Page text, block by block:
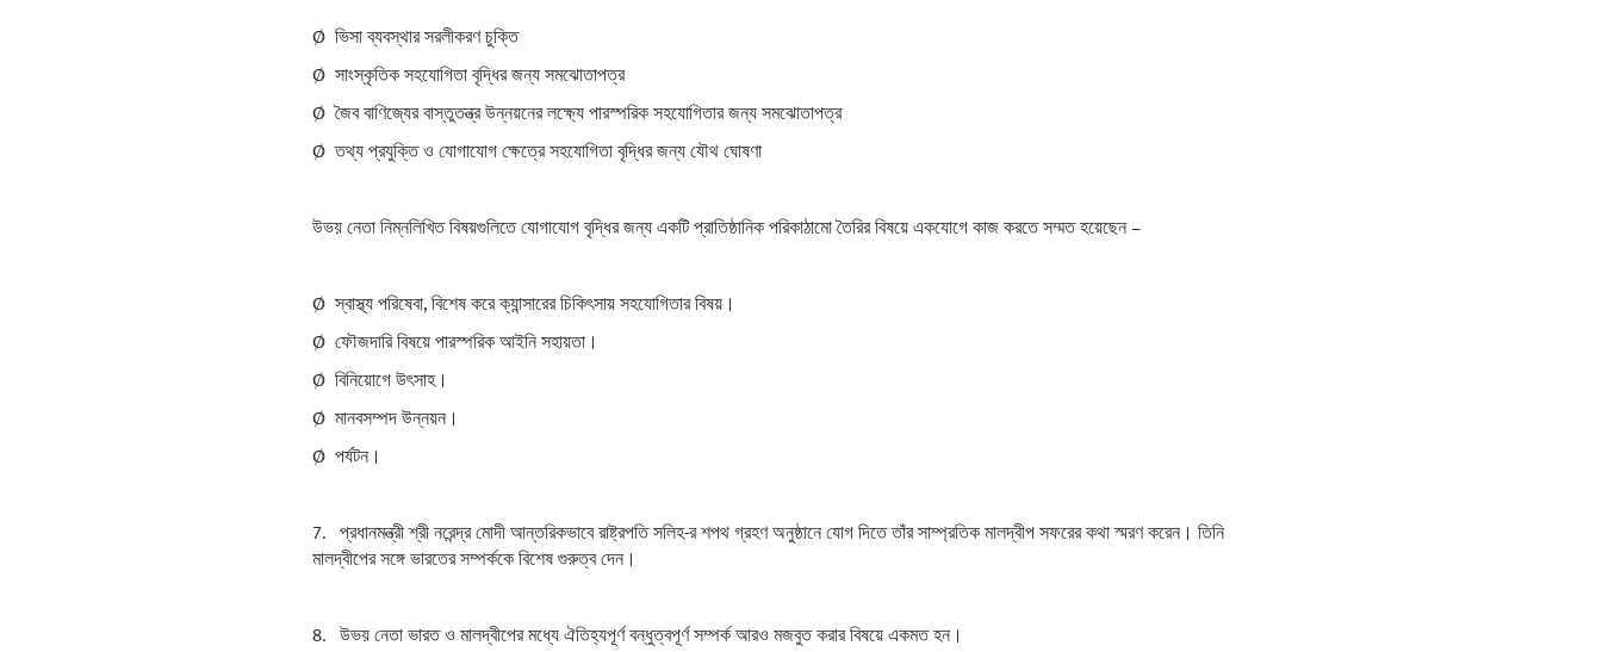
Ø ভিসা ব্যবস্থার সরলীকরণ চুক্তি
Ø সাংস্কৃতিক সহযোগিতা বৃদ্ধির জন্য সমঝোতাপত্র
Ø জৈব বাণিজ্যের বাস্তুতন্ত্র উন্নয়নের লক্ষ্যে পারস্পরিক সহযোগিতার জন্য সমঝোতাপত্র
Ø তথ্য প্রযুক্তি ও যোগাযোগ ক্ষেত্রে সহযোগিতা বৃদ্ধির জন্য যৌথ ঘোষণা
উভয় নেতা নিম্নলিখিত বিষয়গুলিতে যোগাযোগ বৃদ্ধির জন্য একটি প্রাতিষ্ঠানিক পরিকাঠামো তৈরির বিষয়ে একযোগে কাজ করতে সম্মত হয়েছেন –
Ø স্বাস্থ্য পরিষেবা, বিশেষ করে ক্যান্সারের চিকিৎসায় সহযোগিতার বিষয়।
Ø ফৌজদারি বিষয়ে পারস্পরিক আইনি সহায়তা।
Ø বিনিয়োগে উৎসাহ।
Ø মানবসম্পদ উন্নয়ন।
Ø পর্যটন।
7. প্রধানমন্ত্রী শ্রী নরেন্দ্র মোদী আন্তরিকভাবে রাষ্ট্রপতি সলিহ-র শপথ গ্রহণ অনুষ্ঠানে যোগ দিতে তাঁর সাম্প্রতিক মালদ্বীপ সফরের কথা স্মরণ করেন। তিনি
মালদ্বীপের সঙ্গে ভারতের সম্পর্ককে বিশেষ গুরুত্ব দেন।
8. উভয় নেতা ভারত ও মালদ্বীপের মধ্যে ঐতিহ্যপূর্ণ বন্ধুত্বপূর্ণ সম্পর্ক আরও মজবুত করার বিষয়ে একমত হন।